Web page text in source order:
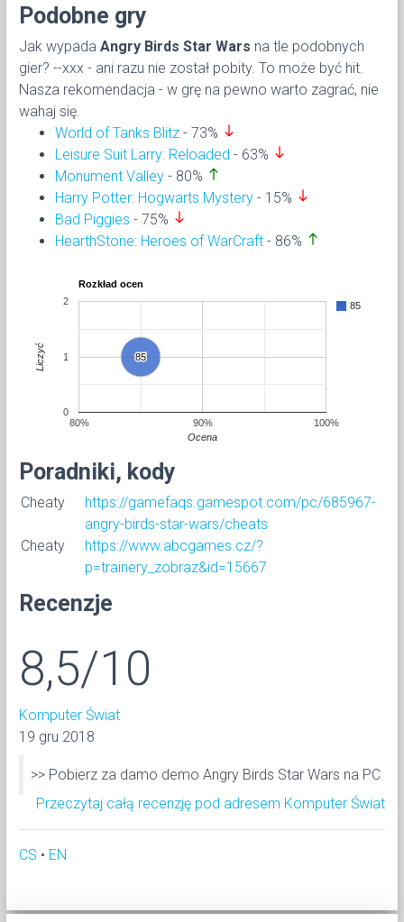
Podobne gry
Jak wypada Angry Birds Star Wars na tle podobnych
gier? --xxx - ani razu nie został pobity. To może być hit.
Nasza rekomendacja - w grę na pewno warto zagrać, nie
wahaj się.
World of Tanks Blitz - 73% south
Leisure Suit Larry: Reloaded - 63% south
Monument Valley - 80% north
Harry Potter: Hogwarts Mystery - 15% south
Bad Piggies - 75% south
HearthStone: Heroes of WarCraft - 86% north
Rozkład ocen
85
85
85
80% 90% 100%
0
1
2
Ocena
Liczyć
Poradniki, kody
Cheaty
https://gamefaqs.gamespot.com/pc/685967-
angry-birds-star-wars/cheats
Cheaty
https://www.abcgames.cz/?
p=trainery_zobraz&id=15667
Recenzje
8,5/10
Komputer Świat
19 gru 2018
>> Pobierz za damo demo Angry Birds Star Wars na PC
Przeczytaj całą recenzję pod adresem Komputer Świat
CS • EN